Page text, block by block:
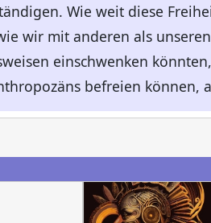
Wie weit diese
wir mit anderen als
einschwenken
befreien können,